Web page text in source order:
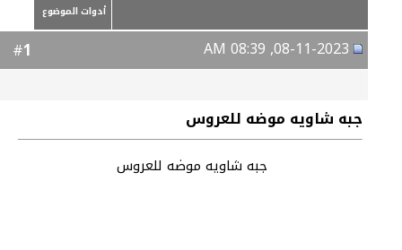
أدوات الموضوع
1
جبه شاويه موضه للعروس
جبه شاويه موضه للعروس